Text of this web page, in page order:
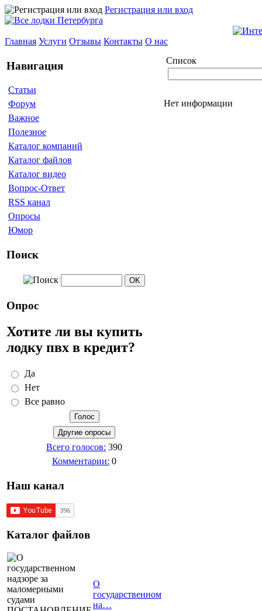
Регистрация или вход
Главная Услуги Отзывы Контакты О нас
Навигация
Статьи
Форум
Важное
Полезное
Каталог компаний
Каталог файлов
Каталог видео
Вопрос-Ответ
RSS канал
Опросы
Юмор
Поиск
Опрос
Хотите ли вы купить
лодку пвх в кредит?
Да
Нет
Все равно
Всего голосов: 390
Комментарии: 0
Наш канал
Каталог файлов
О
государственном
на…
Список
Нет информации